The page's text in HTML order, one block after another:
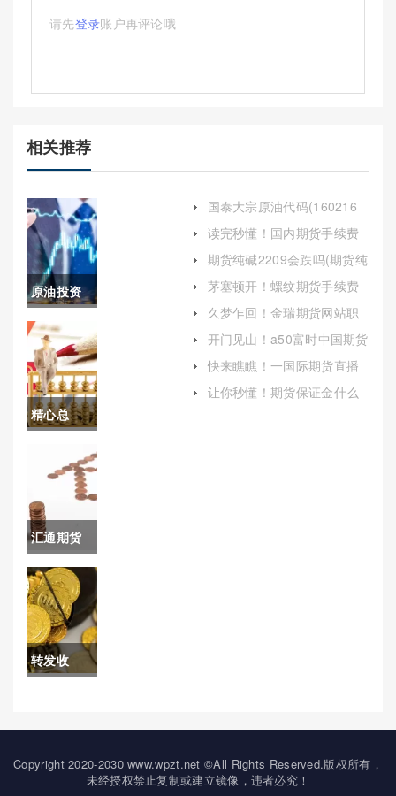
请先登录账户再评论哦
相关推荐
原油投资
神器kdj(原
油投资宝
典)
精心总
期货直播
室怎么样
(汇信期货
直播室怎
么样啊)
汇通期货
直播室(汇
通期货网)
转发收
a50期货指
数实时行
国泰大宗原油代码(160216
读完秒懂！国内期货手续费
市场动态）
期货纯碱2209会跌吗(期货纯
茅塞顿开！螺纹期货手续费
久梦乍回！金瑞期货网站职
涯怎么样)
开门见山！a50富时中国期货
更好地理解和把握市场动
态）
快来瞧瞧！一国际期货直播
互动的完美结合)
让你秒懂！期货保证金什么
Copyright 2020-2030 www.wpzt.net ©All Rights Reserved.版权所有，
未经授权禁止复制或建立镜像，违者必究！